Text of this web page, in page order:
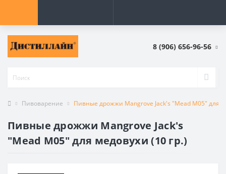
8 (906) 656-96-56
Пивоварение Пивные дрожжи Mangrove Jack's "Mead M05" для
Пивные дрожжи Mangrove Jack's
"Mead M05" для медовухи (10 гр.)